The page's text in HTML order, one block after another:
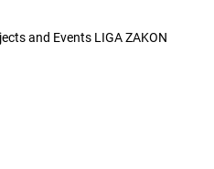
and Events LIGA ZAKON